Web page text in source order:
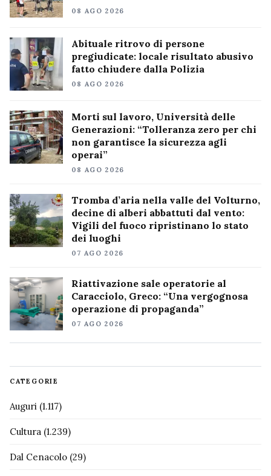
08 AGO 2026
Abituale ritrovo di persone
pregiudicate: locale risultato abusivo
fatto chiudere dalla Polizia
08 AGO 2026
Morti sul lavoro, Università delle
Generazioni: “Tolleranza zero per chi
non garantisce la sicurezza agli
operai”
08 AGO 2026
Tromba d’aria nella valle del Volturno,
decine di alberi abbattuti dal vento:
Vigili del fuoco ripristinano lo stato
dei luoghi
07 AGO 2026
Riattivazione sale operatorie al
Caracciolo, Greco: “Una vergognosa
operazione di propaganda”
07 AGO 2026
CATEGORIE
Auguri (1.117)
Cultura (1.239)
Dal Cenacolo (29)